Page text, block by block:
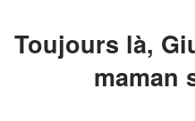
Toujours là, Giulia a compris sa
maman